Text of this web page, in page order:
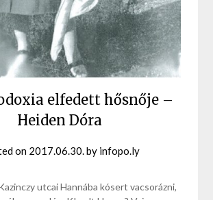
elfedett hősnője –
Heiden Dóra
on 2017.06.30.by infopo.ly
utcai Hannába kósert vacsorázni,